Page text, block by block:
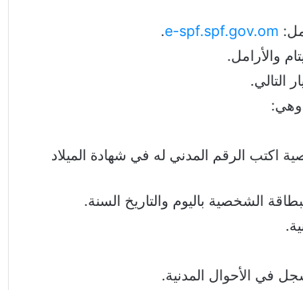
e-spf.spf.gov.om
.
والأرامل.
التالي.
وهي:
اكتب الرقم المدني له في شهادة الميلاد
الشخصية باليوم والتاريخ السنة.
في الأحوال المدنية.